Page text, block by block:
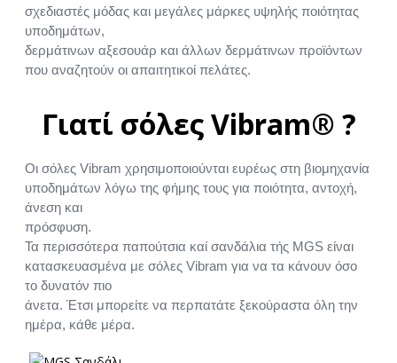
σχεδιαστές μόδας και μεγάλες μάρκες υψηλής ποιότητας
υποδημάτων,
δερμάτινων αξεσουάρ και άλλων δερμάτινων προϊόντων
που αναζητούν οι απαιτητικοί πελάτες.
Γιατί σόλες Vibram® ?
Οι σόλες Vibram χρησιμοποιούνται ευρέως στη βιομηχανία
υποδημάτων λόγω της φήμης τους για ποιότητα, αντοχή,
άνεση και
πρόσφυση.
Τα περισσότερα παπούτσια καί σανδάλια τής MGS είναι
κατασκευασμένα με σόλες Vibram για να τα κάνουν όσο
το δυνατόν πιο
άνετα. Έτσι μπορείτε να περπατάτε ξεκούραστα όλη την
ημέρα, κάθε μέρα.